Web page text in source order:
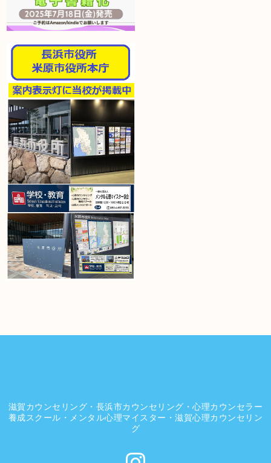
滋賀カウンセリング・長浜市カウンセリング・心理カウンセラー
養成スクール・メンタル心理マイスター・滋賀心理カウンセリン
グ